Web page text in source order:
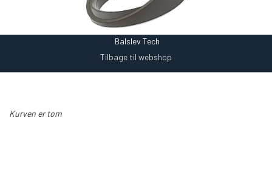
Balslev Tech
Tilbage til webshop
Kurven er tom